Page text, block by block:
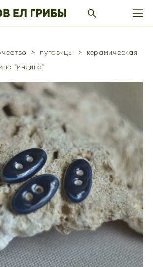
ЕЛ ГРИБЫ
> пуговицы >
керамическая
"индиго"